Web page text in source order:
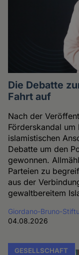
Die Debatte
Fahrt auf
Nach der
Förderskandal um
islamistischen
Debatte um den
gewonnen.
Parteien zu
aus der
gewaltbereitem
Giordano-Bruno-
04.08.2026
GESELLSCHAFT